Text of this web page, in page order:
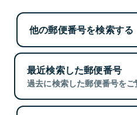
他の郵便番号を検索する
最近検索した郵便番号
過去に検索した郵便番号をご